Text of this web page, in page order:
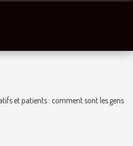
et patients : comment sont les gens